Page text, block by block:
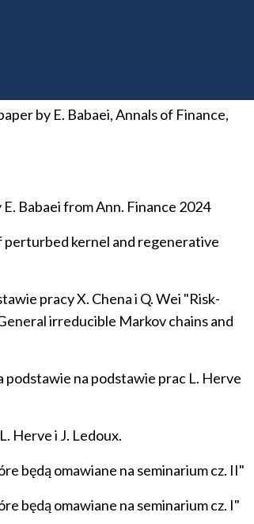
(AMO 2024 90:43) and own
by E. Babaei, Annals of Finance,
Babaei from Ann. Finance 2024
perturbed kernel and regenerative
pracy X. Chena i Q. Wei "Risk-
irreducible Markov chains and
na podstawie prac L. Herve
Herve i J. Ledoux.
będą omawiane na seminarium cz. II"
będą omawiane na seminarium cz. I"